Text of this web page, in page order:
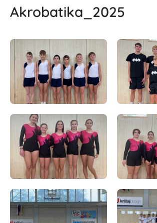
Akrobatika_2025